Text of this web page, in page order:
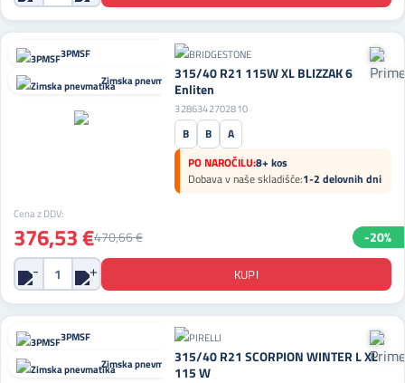
3PMSF
Zimska pnevmatika315/40 R21 115W XL BLIZZAK 6
Enliten
3286342702810
B B
A
PO NAROČILU:8+ kos
Dobava v naše skladišče:1-2 delovnih dni
Cena z DDV:
376,53 €470,66 € -20%
3PMSF
Zimska pnevmatika315/40 R21 SCORPION WINTER L XL
115 W